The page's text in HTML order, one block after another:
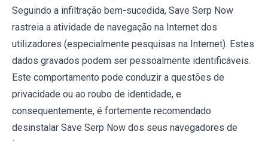
Seguindo a infiltração bem-sucedida, Save Serp Now
rastreia a atividade de navegação na Internet dos
utilizadores (especialmente pesquisas na Internet). Estes
dados gravados podem ser pessoalmente identificáveis.
Este comportamento pode conduzir a questões de
privacidade ou ao roubo de identidade, e
consequentemente, é fortemente recomendado
desinstalar Save Serp Now dos seus navegadores de